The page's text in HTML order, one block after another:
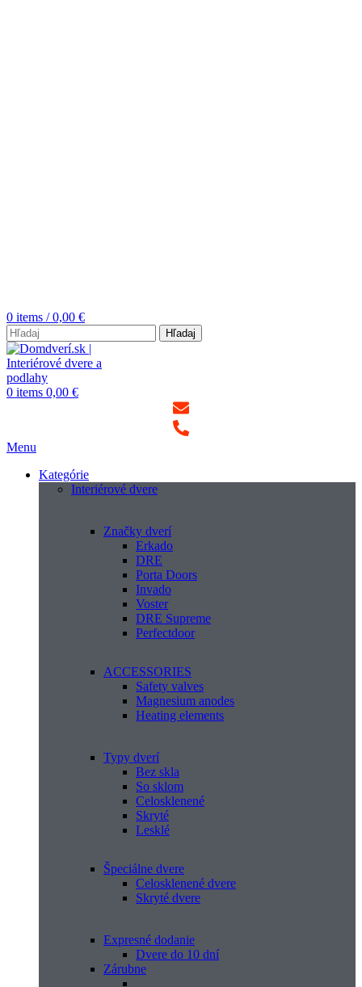
0 items / 0,00 €
Hľadaj
0 items 0,00 €
Menu
Kategórie
Interiérové dvere
Značky dverí
Erkado
DRE
Porta Doors
Invado
Voster
DRE Supreme
Perfectdoor
ACCESSORIES
Safety valves
Magnesium anodes
Heating elements
Typy dverí
Bez skla
So sklom
Celosklenené
Skryté
Lesklé
Špeciálne dvere
Celosklenené dvere
Skryté dvere
Expresné dodanie
Dvere do 10 dní
Zárubne